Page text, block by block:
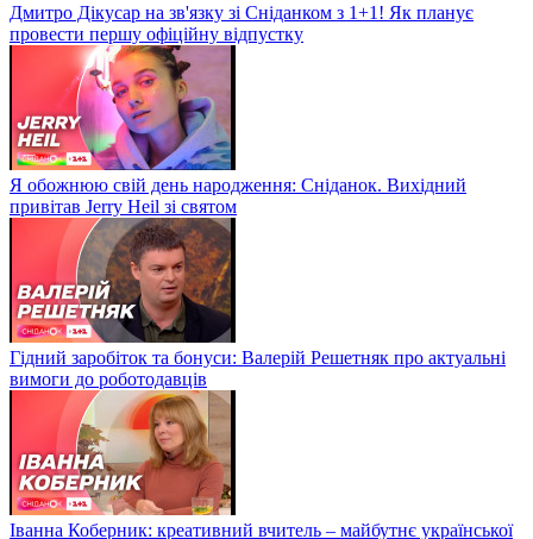
Дмитро Дікусар на зв'язку зі Сніданком з 1+1! Як планує
провести першу офіційну відпустку
Я обожнюю свій день народження: Сніданок. Вихідний
привітав Jerry Heil зі святом
Гідний заробіток та бонуси: Валерій Решетняк про актуальні
вимоги до роботодавців
Іванна Коберник: креативний вчитель – майбутнє української